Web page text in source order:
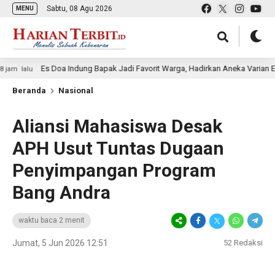
MENU Sabtu, 08 Agu 2026
Es Doa Indung Bapak Jadi Favorit Warga, Hadirkan Aneka Varian Es
Beranda Nasional
Aliansi Mahasiswa Desak
APH Usut Tuntas Dugaan
Penyimpangan Program
Bang Andra
waktu baca 2 menit
Jumat, 5 Jun 2026 12:51 52 Redaksi